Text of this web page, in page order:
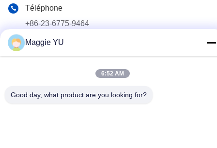
Téléphone
+86-23-6775-9464
E-mail
linwyu@jeffer.com.cn
zone du nord, Chongqing, Chine
Maggie YU
6:52 AM
Good day, what product are you looking for?